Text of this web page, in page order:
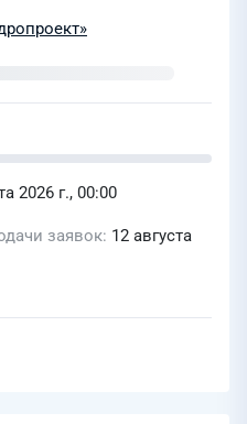
двух
ОСН ПРОД
2026 г., 00:00
заявок 12 августа